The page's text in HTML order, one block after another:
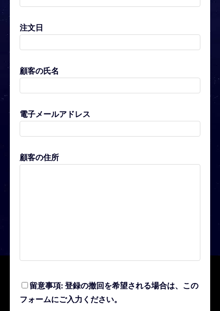
注文日
顧客の氏名
電子メールアドレス
顧客の住所
留意事項: 登録の撤回を希望される場合は、この
フォームにご入力ください。